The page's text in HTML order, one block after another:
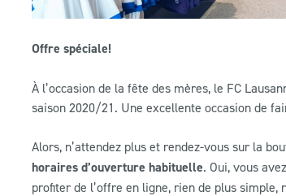
Offre spéciale!
À l’occasion de la fête des mères, le FC
saison 2020/21. Une excellente occasion de
Alors, n’attendez plus et rendez-vous sur la
horaires d’ouverture habituelle. Oui, vous
profiter de l’offre en ligne, rien de plus